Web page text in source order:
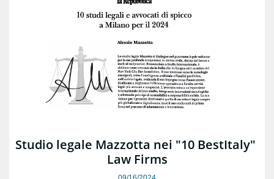
Studio legale Mazzotta nei "10 BestItaly"
Law Firms